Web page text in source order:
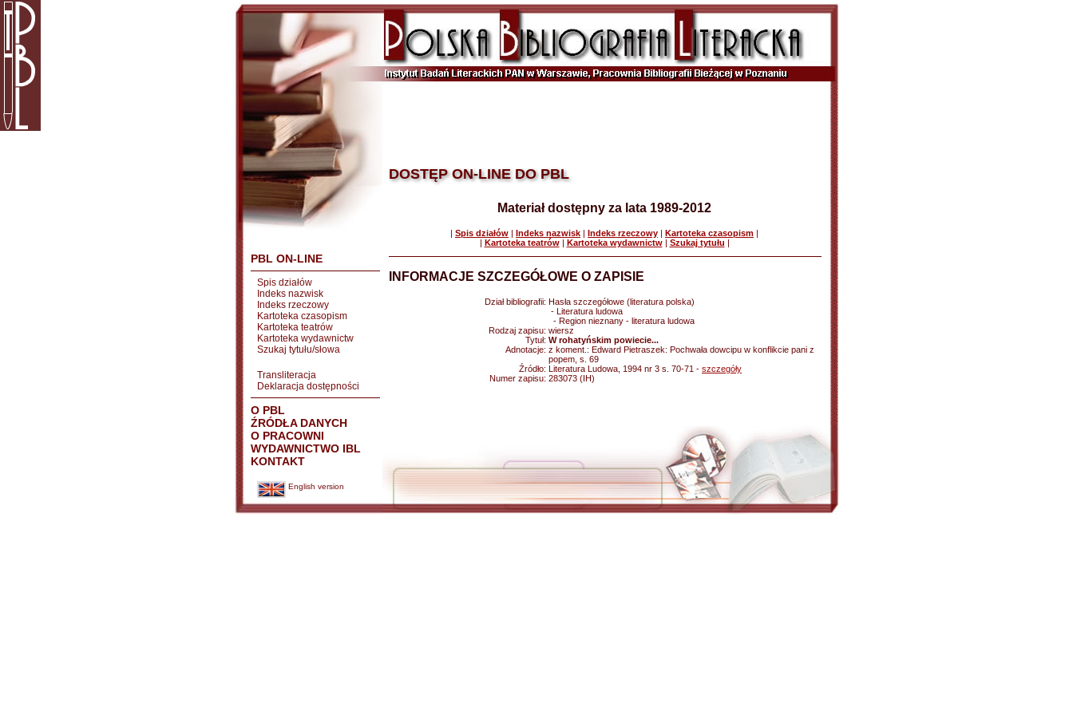
PBL ON-LINE
Spis działów
Indeks nazwisk
Indeks rzeczowy
Kartoteka czasopism
Kartoteka teatrów
Kartoteka wydawnictw
Szukaj tytułu/słowa
Transliteracja
Deklaracja dostępności
O PBL
ŹRÓDŁA DANYCH
O PRACOWNI
WYDAWNICTWO IBL
KONTAKT
English version
DOSTĘP ON-LINE DO PBL
Materiał dostępny za lata 1989-2012
| Spis działów | Indeks nazwisk | Indeks rzeczowy | Kartoteka czasopism |
| Kartoteka teatrów| Kartoteka wydawnictw| Szukaj tytułu |
INFORMACJE SZCZEGÓŁOWE O ZAPISIE
Dział bibliografii: Hasła szczegółowe (literatura polska)
- Literatura ludowa
- Region nieznany - literatura ludowa
Rodzaj zapisu: wiersz
Tytuł: W rohatyńskim powiecie...
Adnotacje: z koment.: Edward Pietraszek: Pochwała dowcipu w konflikcie pani z
popem, s. 69
Źródło: Literatura Ludowa, 1994 nr 3 s. 70-71 - szczegóły
Numer zapisu: 283073 (IH)